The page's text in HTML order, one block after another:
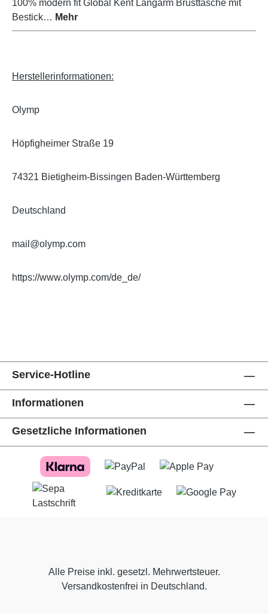
100% modern fit Global Kent Langarm Brusttasche mit
Bestick… Mehr
Herstellerinformationen:
Olymp
Höpfigheimer Straße 19
74321 Bietigheim-Bissingen Baden-Württemberg
Deutschland
mail@olymp.com
https://www.olymp.com/de_de/
Service-Hotline
Informationen
Gesetzliche Informationen
Alle Preise inkl. gesetzl. Mehrwertsteuer.
Versandkostenfrei in Deutschland.